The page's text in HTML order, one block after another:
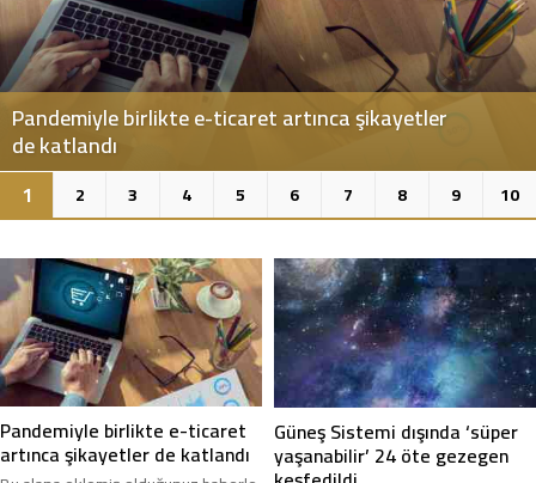
Güneş Sistemi dışında ‘süper yaşanabilir’ 24 öte
gezegen keşfedildi
1 2 3 4 5 6 7 8 9 10
Pandemiyle birlikte e-ticaret
artınca şikayetler de katlandı
Güneş Sistemi dışında ‘süper
yaşanabilir’ 24 öte gezegen